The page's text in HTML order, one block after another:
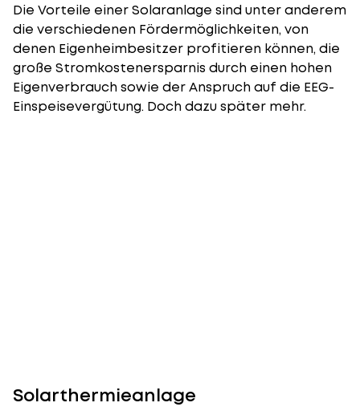
Die Vorteile einer Solaranlage sind unter anderem
die verschiedenen Fördermöglichkeiten, von
denen Eigenheimbesitzer profitieren können, die
große Stromkostenersparnis durch einen hohen
Eigenverbrauch sowie der Anspruch auf die EEG-
Einspeisevergütung. Doch dazu später mehr.
Solarthermieanlage